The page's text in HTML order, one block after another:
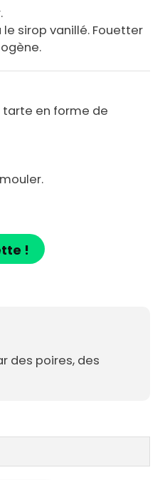
sirop vanillé. Fouetter
tarte en forme de
!
des poires, des